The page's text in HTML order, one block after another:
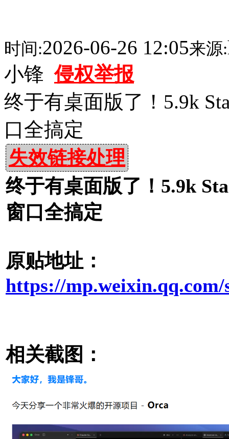
时间:2026-06-26 12:05来源:
小锋侵权举报
终于有桌面版了！5.9k
口全搞定
失效链接处理
终于有桌面版了！5.9k
窗口全搞定
原贴地址：
https://
相关截图：